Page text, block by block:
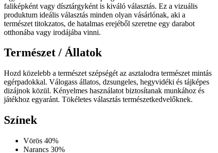
faliképként vagy dísztárgyként is kiváló választás. Ez a vizuális
produktum ideális választás minden olyan vásárlónak, aki a
természet titokzatos, de hatalmas erejéből szeretne egy darabot
otthonába vagy irodájába vinni.
Természet / Állatok
Hozd közelebb a természet szépségét az asztalodra természet mintás
egérpadokkal. Válogass állatos, dzsungeles, hegyvidéki és tájképes
dizájnok közül. Kényelmes használatot biztosítanak munkához és
játékhoz egyaránt. Tökéletes választás természetkedvelőknek.
Színek
Vörös 40%
Narancs 30%